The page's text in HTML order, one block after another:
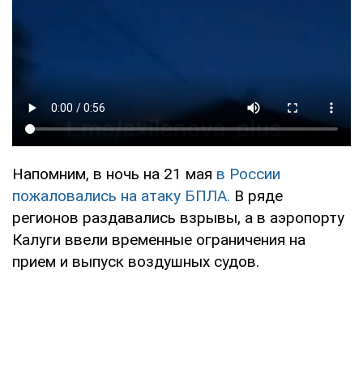
Напомним, в ночь на 21 мая в России
пожаловались на атаку БПЛА. В ряде
регионов раздавались взрывы, а в аэропорту
Калуги ввели временные ограничения на
прием и выпуск воздушных судов.